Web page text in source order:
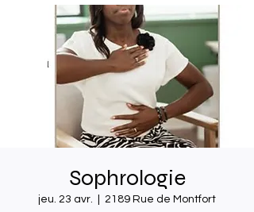
Sophrologie
jeu. 23 avr. 2189 Rue de Montfort